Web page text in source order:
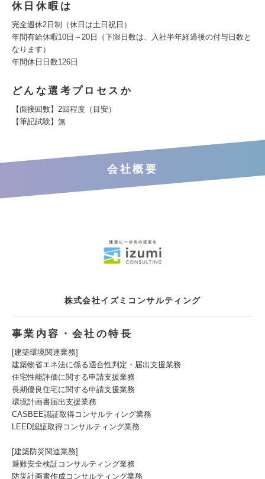
休日休暇は
完全週休2日制（休日は土日祝日）
年間有給休暇10日～20日（下限日数は、入社半年経過後の付与日数と
なります）
年間休日日数126日
どんな選考プロセスか
【面接回数】2回程度（目安）
【筆記試験】無
会社概要
株式会社イズミコンサルティング
事業内容・会社の特長
[建築環境関連業務]
建築物省エネ法に係る適合性判定・届出支援業務
住宅性能評価に関する申請支援業務
長期優良住宅に関する申請支援業務
環境計画書届出支援業務
CASBEE認証取得コンサルティング業務
LEED認証取得コンサルティング業務
[建築防災関連業務]
避難安全検証コンサルティング業務
防災計画書作成コンサルティング業務